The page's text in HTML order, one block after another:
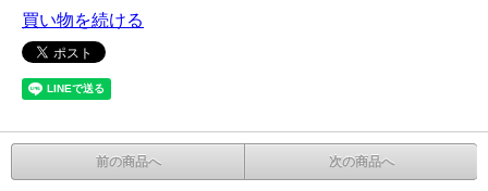
買い物を続ける
前の商品へ 次の商品へ